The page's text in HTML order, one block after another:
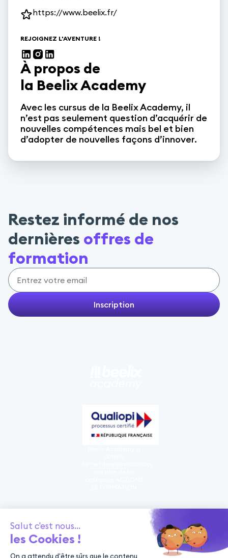
https://www.beelix.fr/
REJOIGNEZ L'AVENTURE !
À propos de
la Beelix Academy
Avec les cursus de la Beelix Academy, il
n’est pas seulement question d’acquérir de
nouvelles compétences mais bel et bien
d’adopter de nouvelles façons d’innover.
Restez informé de nos
dernières offres de
formation
Inscription